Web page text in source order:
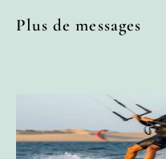
Plus de messages